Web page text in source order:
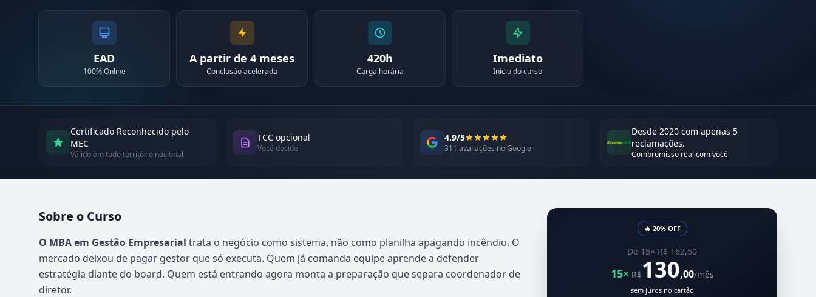
EAD
100% Online
A partir de 4 meses
Conclusão acelerada
420h
Carga horária
Imediato
Início do curso
Certificado Reconhecido pelo
MEC
Válido em todo território nacional
TCC opcional
Você decide
4.9/5
311 avaliações no Google
Desde 2020 com apenas 5
reclamações.
Compromisso real com você
Sobre o Curso
Atualizado em abril de 2026
O MBA em Gestão Empresarial trata o negócio como sistema, não como planilha apagando incêndio. O
mercado deixou de pagar gestor que só executa. Quem já comanda equipe aprende a defender
estratégia diante do board. Quem está entrando agora monta a preparação que separa coordenador de
diretor.
🔥 20% OFF
De 15× R$ 162,50
15× R$130,00/mês
sem juros no cartão